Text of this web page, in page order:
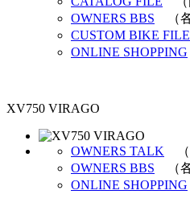
OWNERS BBS （各
CUSTOM BIKE FILE
ONLINE SHOPPING
XV750 VIRAGO
OWNERS TALK （
OWNERS BBS （各
ONLINE SHOPPING